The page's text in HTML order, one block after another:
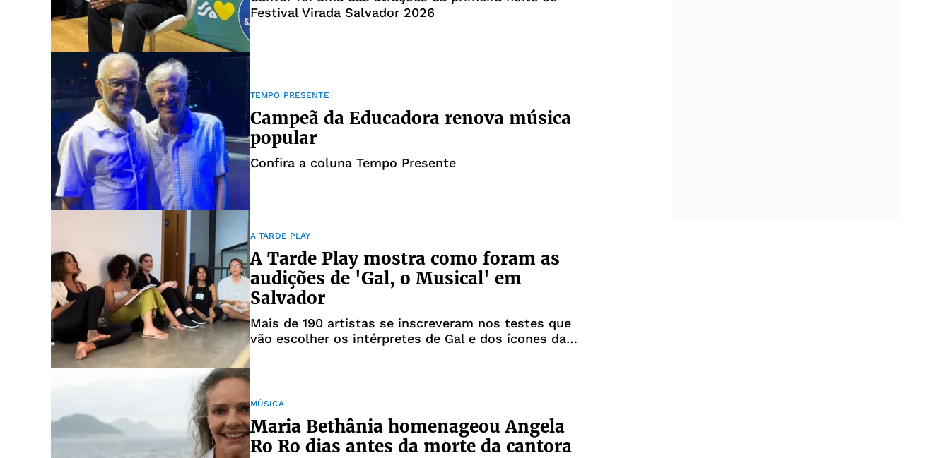
Festival Virada Salvador 2026
TEMPO PRESENTE
Campeã da Educadora renova música
popular
Confira a coluna Tempo Presente
A TARDE PLAY
A Tarde Play mostra como foram as
audições de 'Gal, o Musical' em
Salvador
Mais de 190 artistas se inscreveram nos testes que
vão escolher os intérpretes de Gal e dos ícones da
MÚSICA
Maria Bethânia homenageou Angela
Ro Ro dias antes da morte da cantora